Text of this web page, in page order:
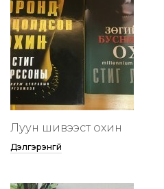
Луун шивээст охин
Дэлгэрэнгүй